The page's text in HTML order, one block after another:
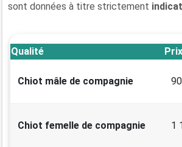
sont données à titre strictement
Qualité Prix
Chiot mâle de compagnie
Chiot femelle de compagnie 1